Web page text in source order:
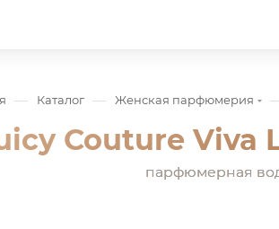
— Каталог — Женская парфюмерия
Couture Viva
парфюмерная